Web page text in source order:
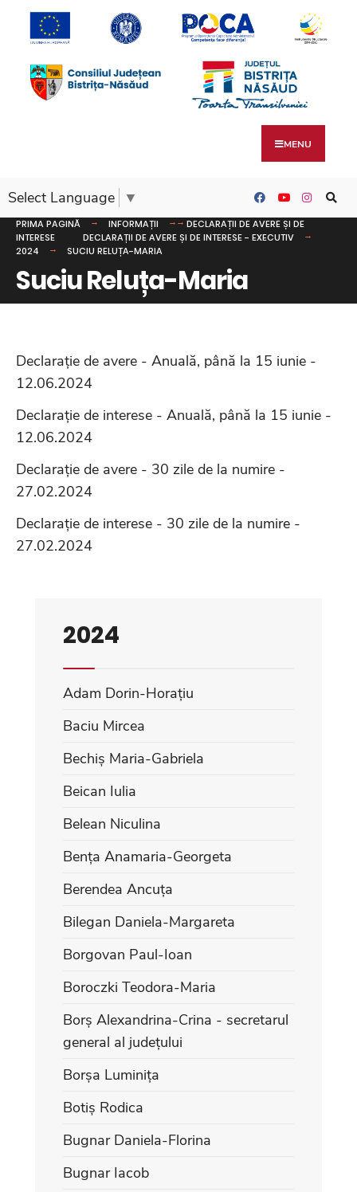
MENU
Select Language ▼
PRIMA PAGINĂ INFORMAȚII
DECLARAȚII DE AVERE ȘI DE
INTERESE
DECLARAȚII DE AVERE ȘI DE INTERESE - EXECUTIV
2024
SUCIU RELUȚA-MARIA
Suciu Reluța-Maria
Declarație de avere - Anuală, până la 15 iunie -
12.06.2024
Declarație de interese - Anuală, până la 15 iunie -
12.06.2024
Declarație de avere - 30 zile de la numire -
27.02.2024
Declarație de interese - 30 zile de la numire -
27.02.2024
2024
Adam Dorin-Horațiu
Baciu Mircea
Bechiș Maria-Gabriela
Beican Iulia
Belean Niculina
Bența Anamaria-Georgeta
Berendea Ancuța
Bilegan Daniela-Margareta
Borgovan Paul-Ioan
Boroczki Teodora-Maria
Borș Alexandrina-Crina - secretarul
general al județului
Borșa Luminița
Botiș Rodica
Bugnar Daniela-Florina
Bugnar Iacob